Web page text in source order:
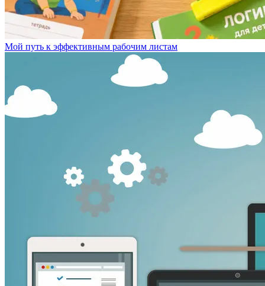
Мой путь к эффективным рабочим листам